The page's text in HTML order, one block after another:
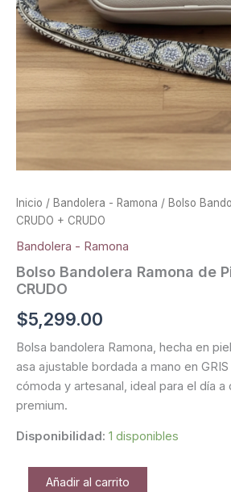
Inicio / Bandolera - Ramona / Bolso
CRUDO + CRUDO
Bandolera - Ramona
Bolso Bandolera Ramona de
CRUDO
$5,299.00
Bolsa bandolera Ramona, hecha en
asa ajustable bordada a mano en GRIS
cómoda y artesanal, ideal para el día a
premium.
Disponibilidad: 1 disponibles
Añadir al carrito